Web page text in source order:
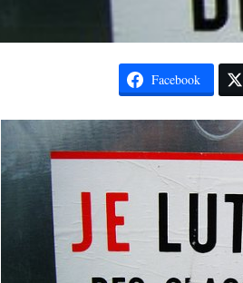
Facebook